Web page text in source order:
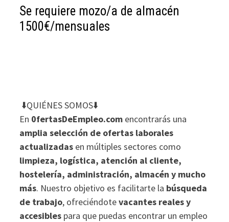
Se requiere mozo/a de almacén
1500€/mensuales
⬇️QUIÉNES SOMOS⬇️
En 0fertasDeEmpleo.comencontrarás una
amplia selección de ofertas laborales
actualizadasen múltiples sectores como
limpieza, logística, atención al cliente,
hostelería, administración, almacén y mucho
más. Nuestro objetivo es facilitarte la búsqueda
de trabajo, ofreciéndotevacantes reales y
accesiblespara que puedas encontrar un empleo